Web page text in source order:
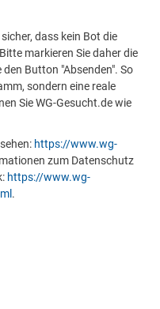
dass kein Bot die
markieren Sie daher die
Button "Absenden". So
sondern eine reale
Sie WG-Gesucht.de wie
https://www.wg-
zum Datenschutz
https://www.wg-
.